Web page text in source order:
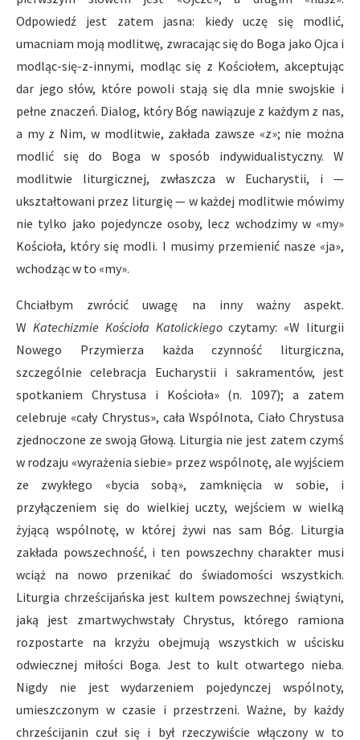
Odpowiedź jest zatem jasna: kiedy uczę się modlić,
umacniam moją modlitwę, zwracając się do Boga jako Ojca i
modląc-się-z-innymi, modląc się z Kościołem, akceptując
dar jego słów, które powoli stają się dla mnie swojskie i
pełne znaczeń. Dialog, który Bóg nawiązuje z każdym z nas,
a my z Nim, w modlitwie, zakłada zawsze «z»; nie można
modlić się do Boga w sposób indywidualistyczny. W
modlitwie liturgicznej, zwłaszcza w Eucharystii, i —
ukształtowani przez liturgię — w każdej modlitwie mówimy
nie tylko jako pojedyncze osoby, lecz wchodzimy w «my»
Kościoła, który się modli. I musimy przemienić nasze «ja»,
wchodząc w to «my».
Chciałbym zwrócić uwagę na inny ważny aspekt.
W Katechizmie Kościoła Katolickiegoczytamy: «W liturgii
Nowego Przymierza każda czynność liturgiczna,
szczególnie celebracja Eucharystii i sakramentów, jest
spotkaniem Chrystusa i Kościoła» (n. 1097); a zatem
celebruje «cały Chrystus», cała Wspólnota, Ciało Chrystusa
zjednoczone ze swoją Głową. Liturgia nie jest zatem czymś
w rodzaju «wyrażenia siebie» przez wspólnotę, ale wyjściem
ze zwykłego «bycia sobą», zamknięcia w sobie, i
przyłączeniem się do wielkiej uczty, wejściem w wielką
żyjącą wspólnotę, w której żywi nas sam Bóg. Liturgia
zakłada powszechność, i ten powszechny charakter musi
wciąż na nowo przenikać do świadomości wszystkich.
Liturgia chrześcijańska jest kultem powszechnej świątyni,
jaką jest zmartwychwstały Chrystus, którego ramiona
rozpostarte na krzyżu obejmują wszystkich w uścisku
odwiecznej miłości Boga. Jest to kult otwartego nieba.
Nigdy nie jest wydarzeniem pojedynczej wspólnoty,
umieszczonym w czasie i przestrzeni. Ważne, by każdy
chrześcijanin czuł się i był rzeczywiście włączony w to